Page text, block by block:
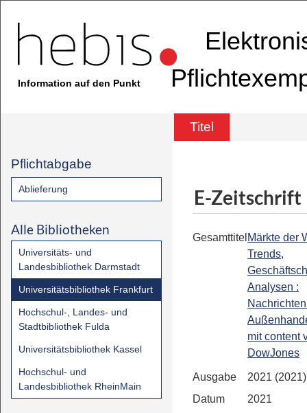
Information auf den Punkt
Titel
Pflichtabgabe
Ablieferung
Alle Bibliotheken
Universitäts- und
Landesbibliothek Darmstadt
Universitätsbibliothek Frankfurt
Hochschul-, Landes- und
Stadtbibliothek Fulda
Universitätsbibliothek Kassel
Hochschul- und
Landesbibliothek RheinMain
E-Zeitschrift
Gesamttitel Märkte der
Trends,
Analysen :
mit content
DowJones
Ausgabe
2021
Datum
2021